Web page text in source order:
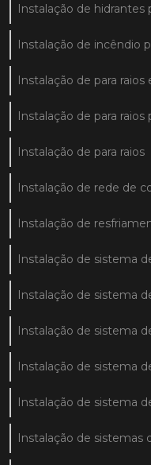
Instalação de hidrantes
Instalação de incêndio
Instalação de para
Instalação de para raios
Instalação de para raios
Instalação de rede de
Instalação de
Instalação de sistema
Instalação de sistema
Instalação de sistema
Instalação de sistema
Instalação de sistema
Instalação de sistemas